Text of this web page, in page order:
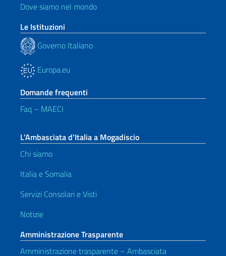
Dove siamo nel mondo
Le Istituzioni
Governo Italiano
Europa.eu
Domande frequenti
Faq – MAECI
L’Ambasciata d’Italia a Mogadiscio
Chi siamo
Italia e Somalia
Servizi Consolari e Visti
Notizie
Amministrazione Trasparente
Amministrazione trasparente – Ambasciata